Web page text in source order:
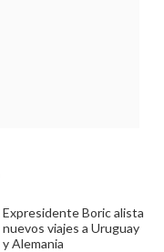
Expresidente Boric alista
nuevos viajes a Uruguay
y Alemania